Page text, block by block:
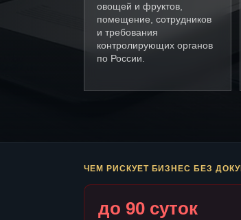
овощей и фруктов,
помещение, сотрудников
и требования
контролирующих органов
по России.
ЧЕМ РИСКУЕТ БИЗНЕС БЕЗ
до 90 суток